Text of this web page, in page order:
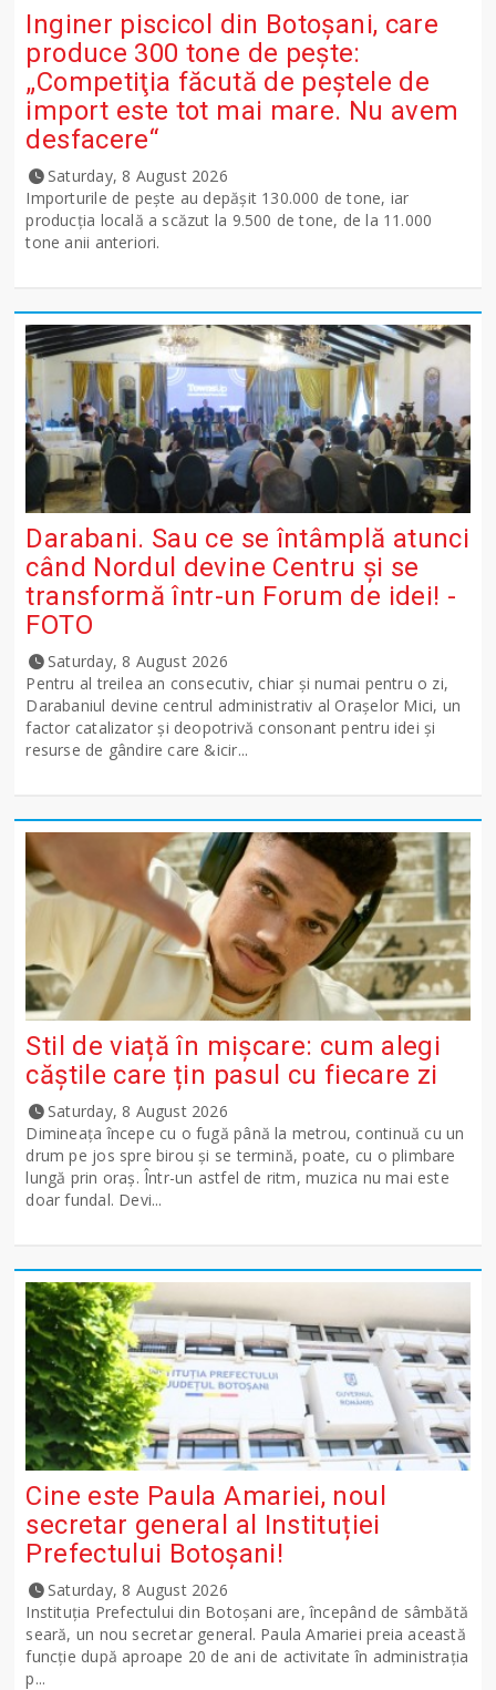
Inginer piscicol din Botoşani, care
produce 300 tone de peşte:
„Competiţia făcută de peştele de
import este tot mai mare. Nu avem
desfacere“
Saturday, 8 August 2026
Importurile de peşte au depăşit 130.000 de tone, iar
producţia locală a scăzut la 9.500 de tone, de la 11.000
tone anii anteriori.
Darabani. Sau ce se întâmplă atunci
când Nordul devine Centru și se
transformă într-un Forum de idei! -
FOTO
Saturday, 8 August 2026
Pentru al treilea an consecutiv, chiar și numai pentru o zi,
Darabaniul devine centrul administrativ al Orașelor Mici, un
factor catalizator și deopotrivă consonant pentru idei și
resurse de gândire care &icir...
Stil de viață în mișcare: cum alegi
căștile care țin pasul cu fiecare zi
Saturday, 8 August 2026
Dimineața începe cu o fugă până la metrou, continuă cu un
drum pe jos spre birou și se termină, poate, cu o plimbare
lungă prin oraș. Într-un astfel de ritm, muzica nu mai este
doar fundal. Devi...
Cine este Paula Amariei, noul
secretar general al Instituției
Prefectului Botoșani!
Saturday, 8 August 2026
Instituția Prefectului din Botoșani are, începând de sâmbătă
seară, un nou secretar general. Paula Amariei preia această
funcție după aproape 20 de ani de activitate în administrația
p...